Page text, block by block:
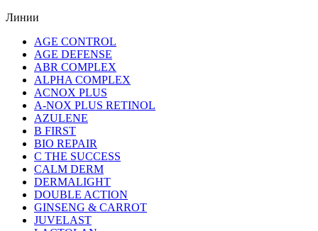
Линии
AGE CONTROL
AGE DEFENSE
ABR COMPLEX
ALPHA COMPLEX
ACNOX PLUS
A-NOX PLUS RETINOL
AZULENE
B FIRST
BIO REPAIR
C THE SUCCESS
CALM DERM
DERMALIGHT
DOUBLE ACTION
GINSENG & CARROT
JUVELAST